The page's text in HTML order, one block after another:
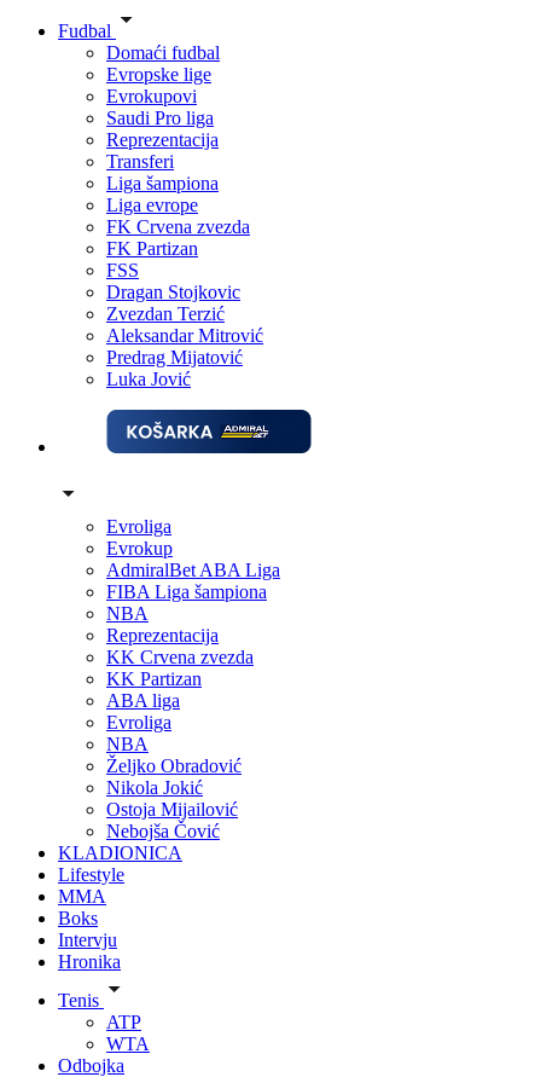
Fudbal
Domaći fudbal
Evropske lige
Evrokupovi
Saudi Pro liga
Reprezentacija
Transferi
Liga šampiona
Liga evrope
FK Crvena zvezda
FK Partizan
FSS
Dragan Stojkovic
Zvezdan Terzić
Aleksandar Mitrović
Predrag Mijatović
Luka Jović
Evroliga
Evrokup
AdmiralBet ABA Liga
FIBA Liga šampiona
NBA
Reprezentacija
KK Crvena zvezda
KK Partizan
ABA liga
Evroliga
NBA
Željko Obradović
Nikola Jokić
Ostoja Mijailović
Nebojša Čović
KLADIONICA
Lifestyle
MMA
Boks
Intervju
Hronika
Tenis
ATP
WTA
Odbojka